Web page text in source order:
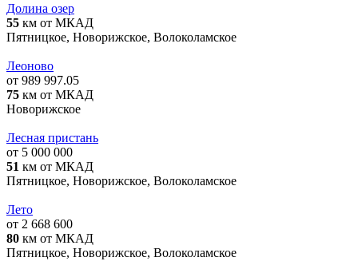
Долина озер
55 км от МКАД
Пятницкое, Новорижское, Волоколамское
Леоново
от 989 997.05
75 км от МКАД
Новорижское
Лесная пристань
от 5 000 000
51 км от МКАД
Пятницкое, Новорижское, Волоколамское
Лето
от 2 668 600
80 км от МКАД
Пятницкое, Новорижское, Волоколамское